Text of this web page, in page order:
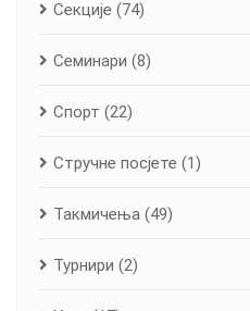
Секције (74)
Семинари (8)
Спорт (22)
Стручне посјете (1)
Такмичења (49)
Турнири (2)